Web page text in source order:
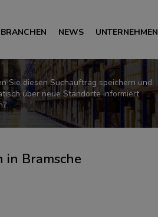
BRANCHEN NEWS UNTERNEHMEN
Sie diesen Suchauftrag speichern und
über neue Standorte informiert
in Bramsche